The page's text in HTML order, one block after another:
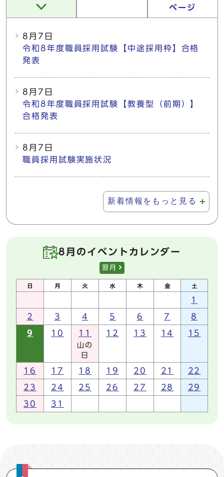
ページ
8月7日
令和8年度職員採用試験【中途採用枠】合格
発表
8月7日
令和8年度職員採用試験【教養型（前期）】
合格発表
8月7日
職員採用試験実施状況
新着情報をもっと見る
8月のイベントカレンダー
翌月
1
2 3 4 5 6 7 8
9 10 11
山の
日
12 13 14 15
16 17 18 19 20 21 22
23 24 25 26 27 28 29
30 31